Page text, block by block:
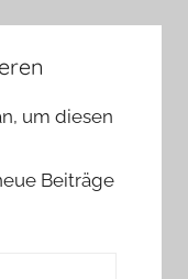
um diesen
Beiträge